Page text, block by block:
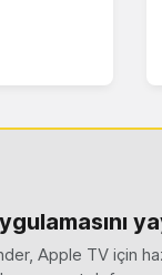
Apple TV için